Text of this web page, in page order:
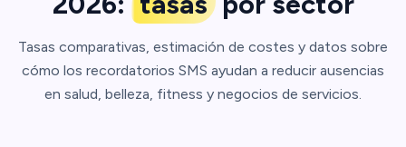
Tasas comparativas, estimación de costes y datos sobre
cómo los recordatorios SMS ayudan a reducir ausencias
en salud, belleza, fitness y negocios de servicios.